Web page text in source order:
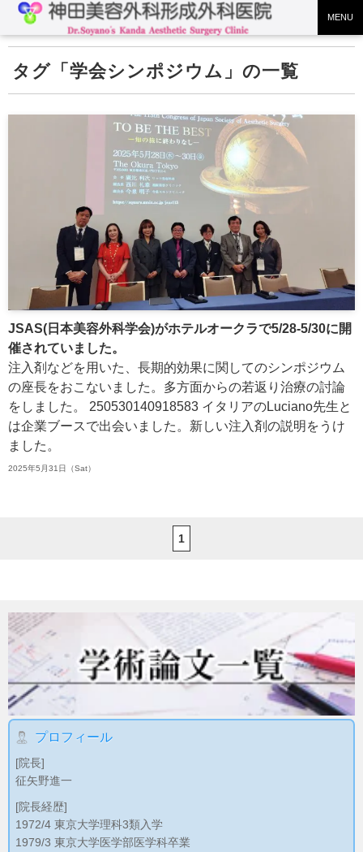
MENU
学会シンポジウム
JSAS(日本美容外科学会)がホテルオークラで5/28-5/30に開
催されていました。
注入剤などを用いた、長期的効果に関してのシンポジウム
の座長をおこないました。多方面からの若返り治療の討論
をしました。 250530140918583 イタリアのLuciano先生と
は企業ブースで出会いました。新しい注入剤の説明をうけ
ました。
2025年5月31日（Sat）
1
プロフィール
[院長]
征矢野進一
[院長経歴]
1972/4 東京大学理科3類入学
1979/3 東京大学医学部医学科卒業